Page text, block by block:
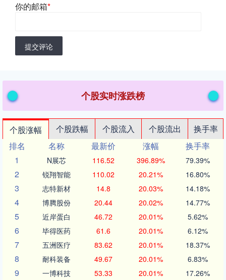
你的邮箱*
提交评论
个股实时涨跌榜
个股涨幅 个股跌幅 个股流入 个股流出
换手率
排名
名称 最新价 涨幅
换手率
1
N展芯 116.52 396.89% 79.39%
2 锐翔智能 110.02 20.21% 16.80%
3 志特新材 14.8 20.03% 14.18%
4 博腾股份 20.44 20.02% 14.77%
5 近岸蛋白 46.72 20.01% 5.62%
6 毕得医药 61.6 20.01% 6.12%
7 五洲医疗 83.62 20.01% 18.37%
8 耐科装备 49.67 20.01% 6.83%
9 一博科技 53.33 20.01% 17.26%